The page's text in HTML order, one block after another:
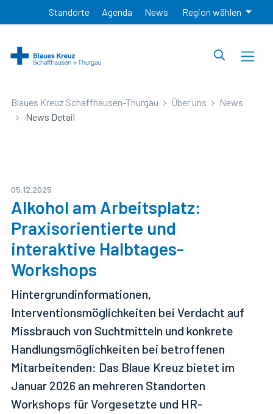
Standorte Agenda News Region wählen
Blaues Kreuz Schaffhausen-Thurgau Über uns
News
News Detail
05.12.2025
Alkohol am Arbeitsplatz:
Praxisorientierte und
interaktive Halbtages-
Workshops
Hintergrundinformationen,
Interventionsmöglichkeiten bei Verdacht auf
Missbrauch von Suchtmitteln und konkrete
Handlungsmöglichkeiten bei betroffenen
Mitarbeitenden: Das Blaue Kreuz bietet im
Januar 2026 an mehreren Standorten
Workshops für Vorgesetzte und HR-